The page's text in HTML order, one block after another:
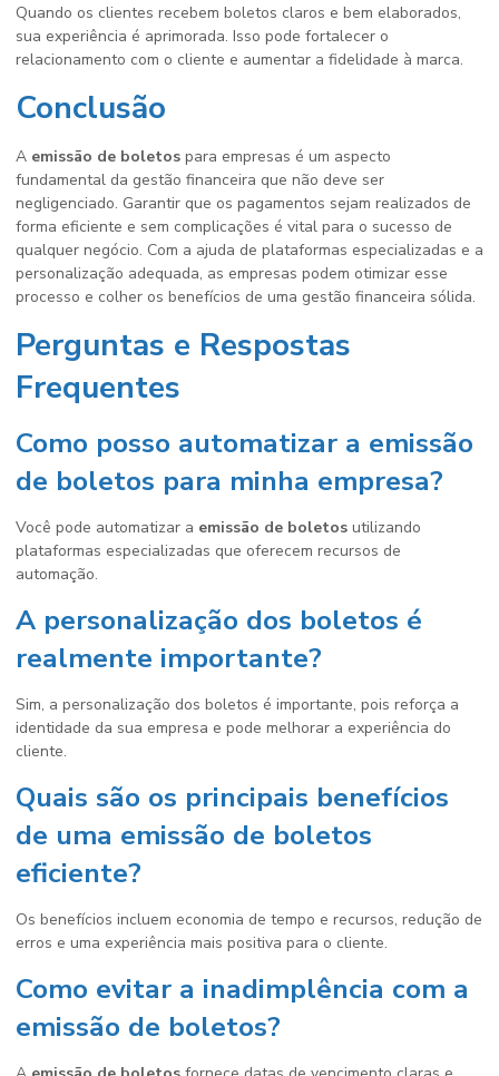
Quando os clientes recebem boletos claros e bem elaborados,
sua experiência é aprimorada. Isso pode fortalecer o
relacionamento com o cliente e aumentar a fidelidade à marca.
Conclusão
A emissão de boletos para empresas é um aspecto
fundamental da gestão financeira que não deve ser
negligenciado. Garantir que os pagamentos sejam realizados de
forma eficiente e sem complicações é vital para o sucesso de
qualquer negócio. Com a ajuda de plataformas especializadas e a
personalização adequada, as empresas podem otimizar esse
processo e colher os benefícios de uma gestão financeira sólida.
Perguntas e Respostas
Frequentes
Como posso automatizar a emissão
de boletos para minha empresa?
Você pode automatizar a emissão de boletos utilizando
plataformas especializadas que oferecem recursos de
automação.
A personalização dos boletos é
realmente importante?
Sim, a personalização dos boletos é importante, pois reforça a
identidade da sua empresa e pode melhorar a experiência do
cliente.
Quais são os principais benefícios
de uma emissão de boletos
eficiente?
Os benefícios incluem economia de tempo e recursos, redução de
erros e uma experiência mais positiva para o cliente.
Como evitar a inadimplência com a
emissão de boletos?